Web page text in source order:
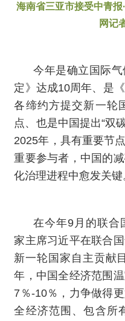
海南省三亚市接受中青报
网记
今年是确立国际
定》达成10周年、是
各缔约方提交新一轮
点、也是中国提出“
2025年，具有重要节
重要参与者，中国的
化治理进程中愈发关键
在今年9月的联合
家主席习近平在联合
新一轮国家自主贡献
年，中国全经济范围
7％-10％，力争做得
全经济范围、包含所